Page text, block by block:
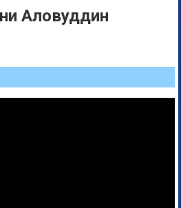
Аловуддин